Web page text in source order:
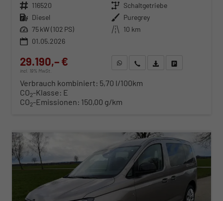
Fahrzeugnr. 116520 Getriebe Schaltgetriebe
Kraftstoff Diesel Außenfarbe Puregrey
Leistung 75 kW (102 PS) Kilometerstand 10 km
01.05.2026
29.190,– €
incl. 19% MwSt.
WhatsApp anfragen
Wir rufen Sie anFahrzeugexposé (PDF)
Verbrauch kombiniert: 5,70 l/100km
CO2-Klasse: E
CO2-Emissionen: 150,00 g/km